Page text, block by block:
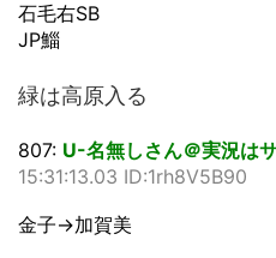
石毛右SB
JP鯔
緑は高原入る
807: U-名無しさん＠実況は
15:31:13.03 ID:1rh8V5B90
金子→加賀美